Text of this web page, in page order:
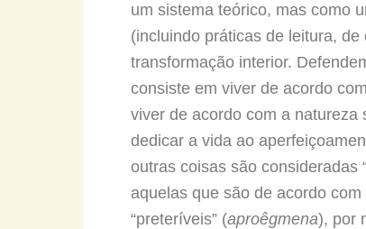
um sistema teórico, mas como
(incluindo práticas de leitura,
transformação interior.
consiste em viver de acordo
viver de acordo com a
dedicar a vida ao
outras coisas são consideradas
aquelas que são de acordo
“preteríveis” (aproêgmena), por